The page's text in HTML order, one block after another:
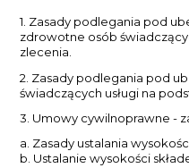
1. Zasady podlegania pod
zdrowotne osób
zlecenia.
2. Zasady podlegania pod
świadczących usługi na
3. Umowy cywilnoprawne -
a. Zasady ustalania
b. Ustalanie wysokości